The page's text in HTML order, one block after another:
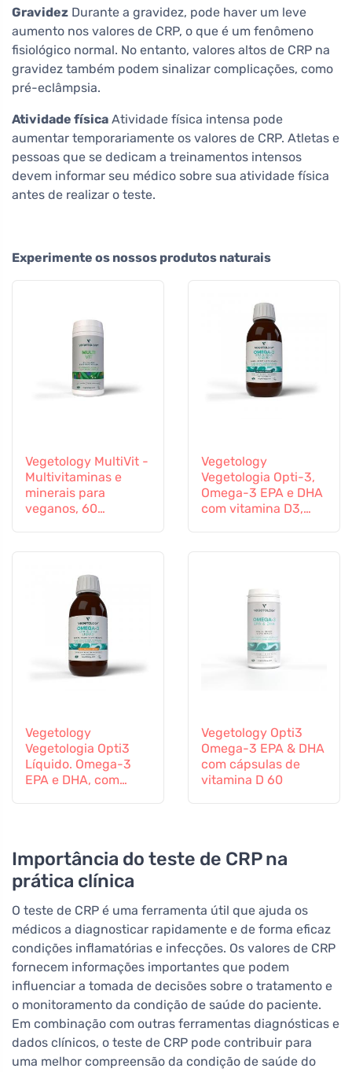
Gravidez Durante a gravidez, pode haver um leve
aumento nos valores de CRP, o que é um fenômeno
fisiológico normal. No entanto, valores altos de CRP na
gravidez também podem sinalizar complicações, como
pré-eclâmpsia.
Atividade física Atividade física intensa pode
aumentar temporariamente os valores de CRP. Atletas e
pessoas que se dedicam a treinamentos intensos
devem informar seu médico sobre sua atividade física
antes de realizar o teste.
Experimente os nossos produtos naturais
Vegetology MultiVit -
Multivitaminas e
minerais para
veganos, 60
Vegetology
Vegetologia Opti-3,
Omega-3 EPA e DHA
com vitamina D3,
Vegetology
Vegetologia Opti3
Líquido. Omega-3
EPA e DHA, com
Vegetology Opti3
Omega-3 EPA & DHA
com cápsulas de
vitamina D 60
Importância do teste de CRP na
prática clínica
O teste de CRP é uma ferramenta útil que ajuda os
médicos a diagnosticar rapidamente e de forma eficaz
condições inflamatórias e infecções. Os valores de CRP
fornecem informações importantes que podem
influenciar a tomada de decisões sobre o tratamento e
o monitoramento da condição de saúde do paciente.
Em combinação com outras ferramentas diagnósticas e
dados clínicos, o teste de CRP pode contribuir para
uma melhor compreensão da condição de saúde do